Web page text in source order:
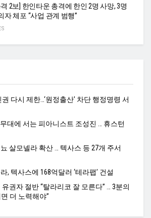
2보] 한인타운 총격에 한인 2명 사망, 3명
자 체포 “사업 관계 범행”
다시 제한…‘원정출산’ 차단 행정명령 서
대에 서는 피아니스트 조성진 … 휴스턴
살모넬라 확산 … 텍사스 등 27개 주서
, 텍사스에 168억달러 ‘테라팹’ 건설
권자 절반 “탈라리코 잘 모른다” … 3분의
더 노력해야”